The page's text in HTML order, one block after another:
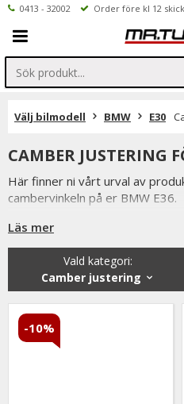
0413 - 32002 Order före kl 12
Välj bilmodell BMW E30
CAMBER JUSTERING
Här finner ni vårt urval av
cambervinkeln på er BMW E36.
Camberkitten till bakvagnen
Med våra camberplattor till
cambervinkeln på framhjulen.
Läs mer
Vald kategori:
Camber justering
-10%